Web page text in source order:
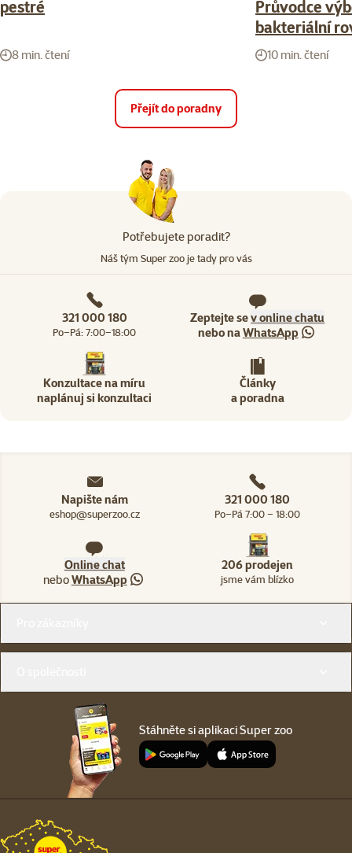
pestré
8 min. čtení
Průvodce
bakteriální
10 min. čtení
Přejít do poradny
Potřebujete poradit?
Náš tým Super zoo je tady pro vás
321 000 180
Po–Pá: 7:00–18:00
Zeptejte sev online chatu
nebo naWhatsApp
Konzultace na míru
naplánuj si konzultaci
Články
a poradna
Napište nám
eshop@superzoo.cz
321 000 180
Po–Pá 7:00 – 18:00
Online chat
neboWhatsApp
206 prodejen
jsme vám blízko
Stáhněte si aplikaci Super zoo